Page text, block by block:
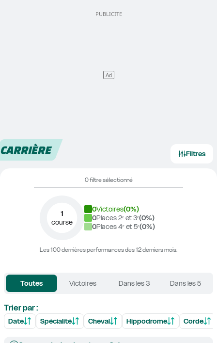
CARRIÈRE Filtres
0 filtre sélectionné
1
course
0Victoires(0%)
0Places 2ᵉ et 3ᵉ(0%)
0Places 4ᵉ et 5ᵉ(0%)
Les 100 dernières performances des 12 derniers mois.
Toutes Victoires Dans les 3 Dans les 5
Trier par :
Date Spécialité Cheval Hippodrome Corde